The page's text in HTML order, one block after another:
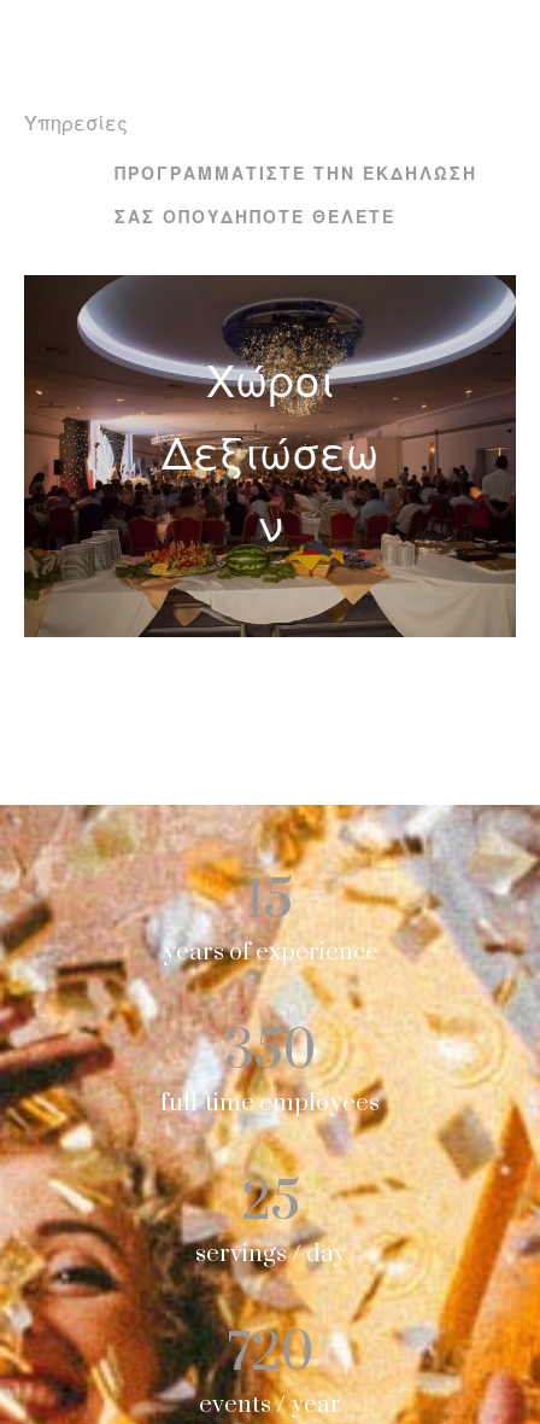
Υπηρεσίες
ΠΡΟΓΡΑΜΜΑΤΊΣΤΕ ΤΗΝ ΕΚΔΉΛΩΣΉ
ΣΑΣ ΟΠΟΥΔΉΠΟΤΕ ΘΈΛΕΤΕ
Χώροι
Δεξιώσεω
ν
years of experience
15
full-time employees
350
servings / day
25
events / year
720